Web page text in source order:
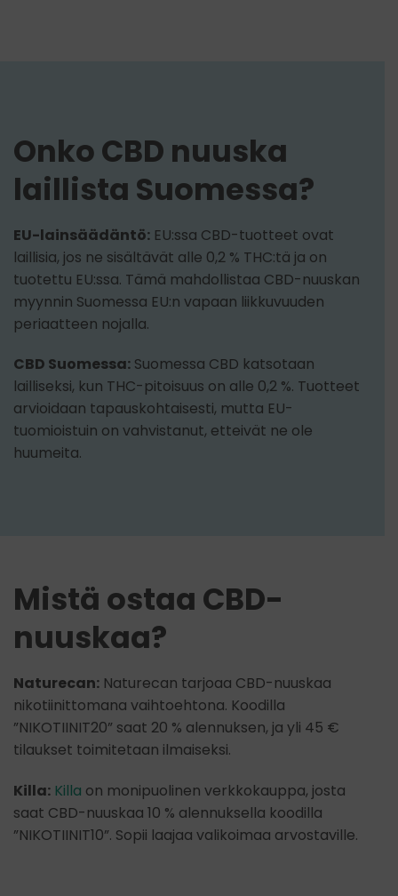
Onko CBD nuuska
laillista Suomessa?
EU-lainsäädäntö: EU:ssa CBD-tuotteet ovat
laillisia, jos ne sisältävät alle 0,2 % THC:tä ja on
tuotettu EU:ssa. Tämä mahdollistaa CBD-nuuskan
myynnin Suomessa EU:n vapaan liikkuvuuden
periaatteen nojalla.
CBD Suomessa: Suomessa CBD katsotaan
lailliseksi, kun THC-pitoisuus on alle 0,2 %. Tuotteet
arvioidaan tapauskohtaisesti, mutta EU-
tuomioistuin on vahvistanut, etteivät ne ole
huumeita.
Mistä ostaa CBD-
nuuskaa?
Naturecan: Naturecan tarjoaa CBD-nuuskaa
nikotiinittomana vaihtoehtona. Koodilla
”NIKOTIINIT20” saat 20 % alennuksen, ja yli 45 €
tilaukset toimitetaan ilmaiseksi.
Killa: Killa on monipuolinen verkkokauppa, josta
saat CBD-nuuskaa 10 % alennuksella koodilla
”NIKOTIINIT10”. Sopii laajaa valikoimaa arvostaville.